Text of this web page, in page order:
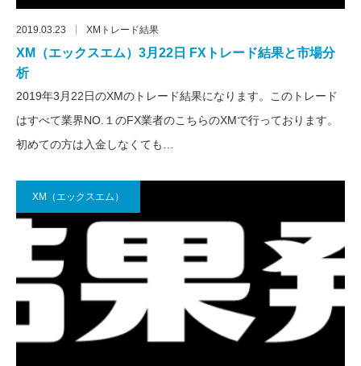
2019.03.23 XMトレード結果
XM（エックスエム）3月22日 FXトレード結果と市場分
析
2019年3月22日のXMのトレード結果になります。このトレード
はすべて業界NO.１のFX業者のこちらのXMで行っております。
初めての方は入金しなくても…
XM（エックスエム）